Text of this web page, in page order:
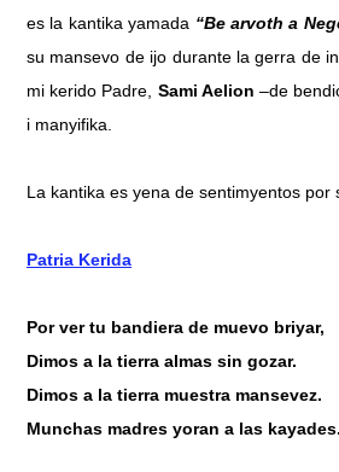
es la kantika yamada “Be arvoth a
su mansevo de ijo durante la gerra de
mi kerido Padre, Sami Aelion –de
i manyifika.
La kantika es yena de sentimyentos
Patria Kerida
Por ver tu bandiera de muevo briyar,
Dimos a la tierra almas sin gozar.
Dimos a la tierra muestra mansevez.
Munchas madres yoran a las kayades.